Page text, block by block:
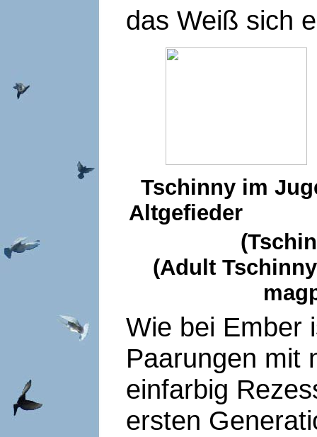
das Weiß sich
Tschinny im
Altgefieder
(Adult
Wie bei Ember
Paarungen mit
einfarbig
ersten